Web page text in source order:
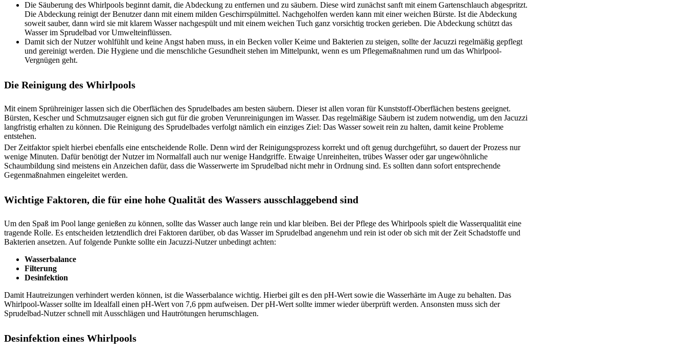
Die Säuberung des Whirlpools beginnt damit, die Abdeckung zu entfernen und zu säubern. Diese wird zunächst sanft mit einem Gartenschlauch abgespritzt.
Die Abdeckung reinigt der Benutzer dann mit einem milden Geschirrspülmittel. Nachgeholfen werden kann mit einer weichen Bürste. Ist die Abdeckung
soweit sauber, dann wird sie mit klarem Wasser nachgespült und mit einem weichen Tuch ganz vorsichtig trocken gerieben. Die Abdeckung schützt das
Wasser im Sprudelbad vor Umwelteinflüssen.
Damit sich der Nutzer wohlfühlt und keine Angst haben muss, in ein Becken voller Keime und Bakterien zu steigen, sollte der Jacuzzi regelmäßig gepflegt
und gereinigt werden. Die Hygiene und die menschliche Gesundheit stehen im Mittelpunkt, wenn es um Pflegemaßnahmen rund um das Whirlpool-
Vergnügen geht.
Die Reinigung des Whirlpools
Mit einem Sprühreiniger lassen sich die Oberflächen des Sprudelbades am besten säubern. Dieser ist allen voran für Kunststoff-Oberflächen bestens geeignet.
Bürsten, Kescher und Schmutzsauger eignen sich gut für die groben Verunreinigungen im Wasser. Das regelmäßige Säubern ist zudem notwendig, um den Jacuzzi
langfristig erhalten zu können. Die Reinigung des Sprudelbades verfolgt nämlich ein einziges Ziel: Das Wasser soweit rein zu halten, damit keine Probleme
entstehen.
Der Zeitfaktor spielt hierbei ebenfalls eine entscheidende Rolle. Denn wird der Reinigungsprozess korrekt und oft genug durchgeführt, so dauert der Prozess nur
wenige Minuten. Dafür benötigt der Nutzer im Normalfall auch nur wenige Handgriffe. Etwaige Unreinheiten, trübes Wasser oder gar ungewöhnliche
Schaumbildung sind meistens ein Anzeichen dafür, dass die Wasserwerte im Sprudelbad nicht mehr in Ordnung sind. Es sollten dann sofort entsprechende
Gegenmaßnahmen eingeleitet werden.
Wichtige Faktoren, die für eine hohe Qualität des Wassers ausschlaggebend sind
Um den Spaß im Pool lange genießen zu können, sollte das Wasser auch lange rein und klar bleiben. Bei der Pflege des Whirlpools spielt die Wasserqualität eine
tragende Rolle. Es entscheiden letztendlich drei Faktoren darüber, ob das Wasser im Sprudelbad angenehm und rein ist oder ob sich mit der Zeit Schadstoffe und
Bakterien ansetzen. Auf folgende Punkte sollte ein Jacuzzi-Nutzer unbedingt achten:
Wasserbalance
Filterung
Desinfektion
Damit Hautreizungen verhindert werden können, ist die Wasserbalance wichtig. Hierbei gilt es den pH-Wert sowie die Wasserhärte im Auge zu behalten. Das
Whirlpool-Wasser sollte im Idealfall einen pH-Wert von 7,6 ppm aufweisen. Der pH-Wert sollte immer wieder überprüft werden. Ansonsten muss sich der
Sprudelbad-Nutzer schnell mit Ausschlägen und Hautrötungen herumschlagen.
Desinfektion eines Whirlpools